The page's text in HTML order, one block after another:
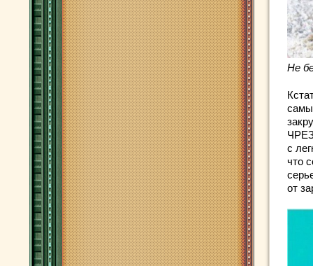
Не
с
что
от